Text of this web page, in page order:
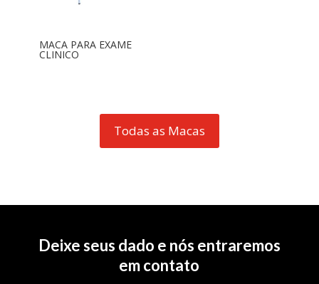
MACA PARA EXAME
CLINICO
Todas as Macas
Deixe seus dado e nós entraremos
em contato